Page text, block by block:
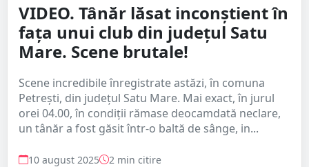
VIDEO. Tânăr lăsat inconștient în
fața unui club din județul Satu
Mare. Scene brutale!
Scene incredibile înregistrate astăzi, în comuna
Petrești, din județul Satu Mare. Mai exact, în jurul
orei 04.00, în condiții rămase deocamdată neclare,
un tânăr a fost găsit într-o baltă de sânge, in...
10 august 2025 2 min citire